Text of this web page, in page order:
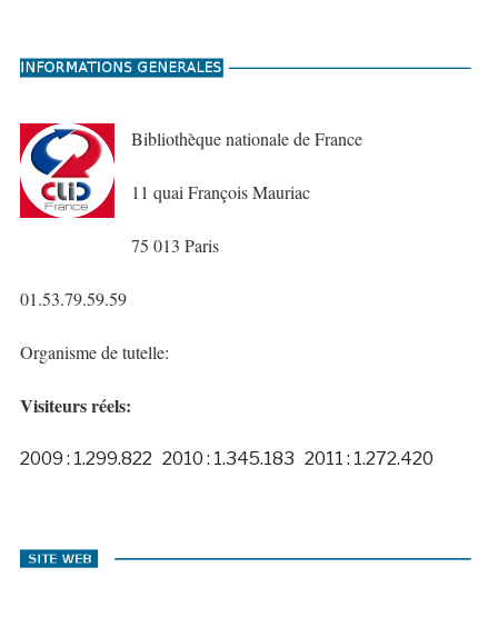
Bibliothèque nationale de France
11 quai François Mauriac
75 013 Paris
01.53.79.59.59
Organisme de tutelle:
Visiteurs réels:
2009 : 1.299.822 2010 : 1.345.183 2011 : 1.272.420